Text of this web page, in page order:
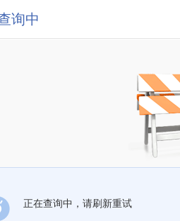
询中
正在查询中，请刷新重试